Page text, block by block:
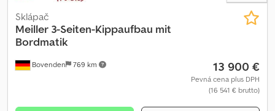
Bovenden 769 km
Sklápač
Meiller 3-Seiten-Kippaufbau mit
Bordmatik
13 900 €
Pevná cena plus DPH
(16 541 € brutto)